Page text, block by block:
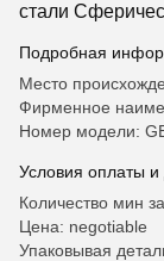
стали
Подробная
Место
Фирменное
Номер модели:
Условия оплаты и
Количество мин
Цена: negotiable
Упаковывая